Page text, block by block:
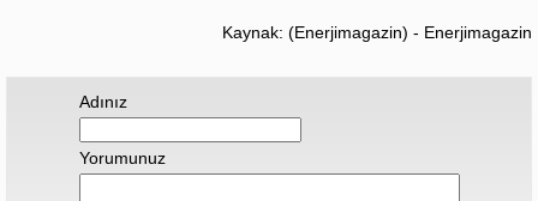
Kaynak: (Enerjimagazin) - Enerjimagazin
Adınız
Yorumunuz